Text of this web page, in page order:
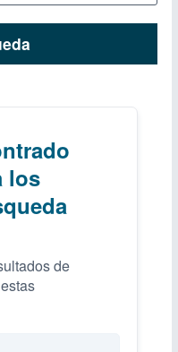
los
de